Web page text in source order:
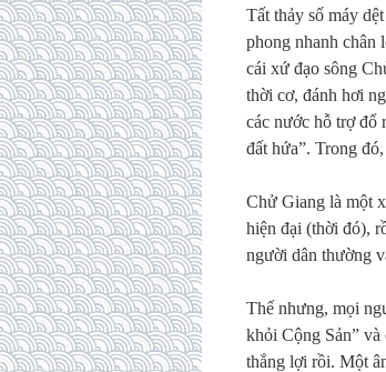
Tất thảy số máy
phong nhanh chân
cái xứ đạo sông
thời cơ, đánh hơi
các nước hỗ trợ đổ
đất hứa”. Trong
Chử Giang là một
hiện đại (thời đó),
người dân thường
Thế nhưng, mọi
khỏi Cộng Sản” và
thắng lợi rồi. Một